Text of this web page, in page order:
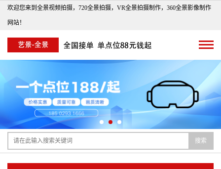
欢迎您来到全景视频拍摄，720全景拍摄，VR全景拍摄制作，360全景影像制作
网站！
搜索